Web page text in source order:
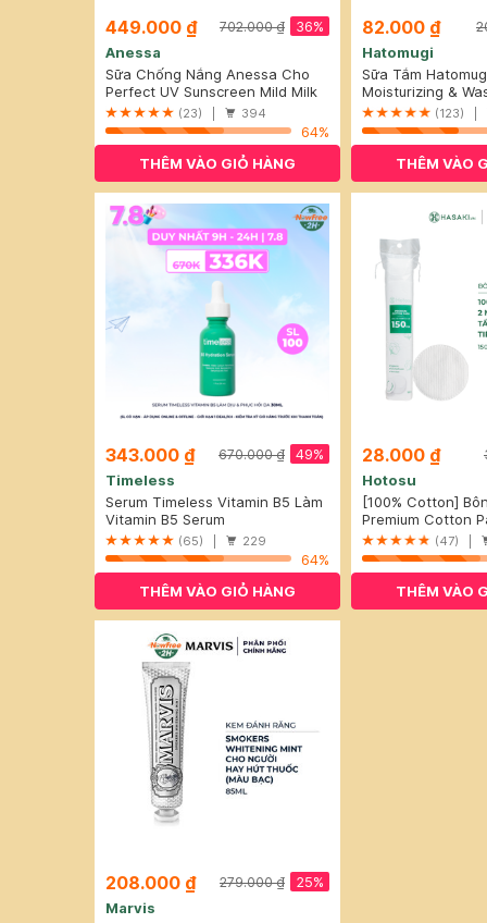
449.000 ₫ 36%
702.000 ₫
Anessa
Sữa Chống Nắng Anessa Cho
Da Nhạy Cảm & Trẻ Em 60ml
(Mới)
Perfect UV Sunscreen Mild Milk
(For Sensitive Skin)
SPF50+/PA++++
(23) | 394
64%
THÊM VÀO GIỎ HÀNG
82.000 ₫
Hatomugi
Sữa Tắm
Chiết Xuất Ý Dĩ
Moisturizing &
Body Soap (123) |
THÊM VÀO
343.000 ₫ 49%
670.000 ₫
Timeless
Serum Timeless Vitamin B5 Làm
Dịu & Phục Hồi Da 30ml
Vitamin B5 Serum
(65) | 229
64%
THÊM VÀO GIỎ HÀNG
28.000 ₫
Hotosu
[100% Cotton]
Hotosu Cao Cấp
Premium Cotton
(47) |
THÊM VÀO
208.000 ₫ 25%
279.000 ₫
Marvis